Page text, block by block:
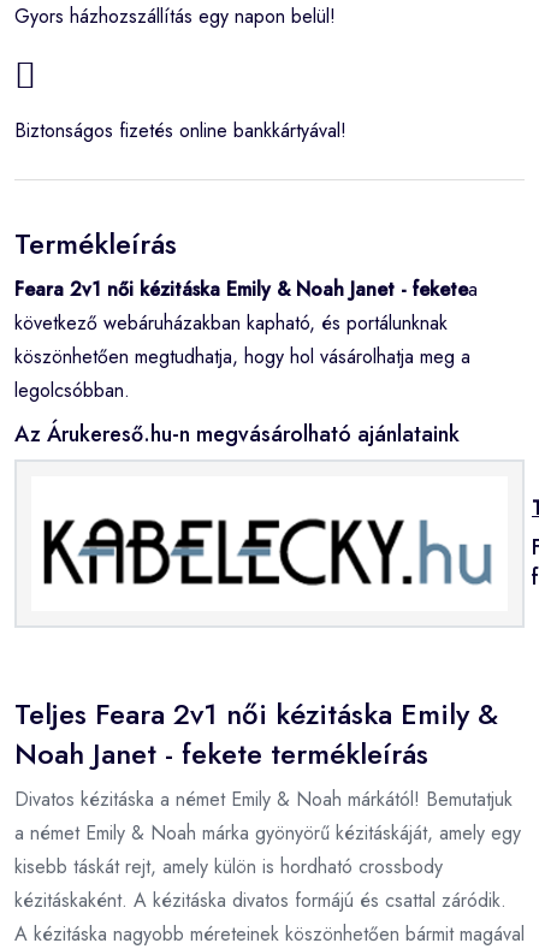
Gyors házhozszállítás egy napon belül!
Biztonságos fizetés online bankkártyával!
Termékleírás
Feara 2v1 női kézitáska Emily & Noah Janet - feketea
következő webáruházakban kapható, és portálunknak
köszönhetően megtudhatja, hogy hol vásárolhatja meg a
legolcsóbban.
Az Árukereső.hu-n megvásárolható ajánlataink
Teljes Feara 2v1 női kézitáska Emily &
Noah Janet - fekete termékleírás
Divatos kézitáska a német Emily & Noah márkától! Bemutatjuk
a német Emily & Noah márka gyönyörű kézitáskáját, amely egy
kisebb táskát rejt, amely külön is hordható crossbody
kézitáskaként. A kézitáska divatos formájú és csattal záródik.
A kézitáska nagyobb méreteinek köszönhetően bármit magával